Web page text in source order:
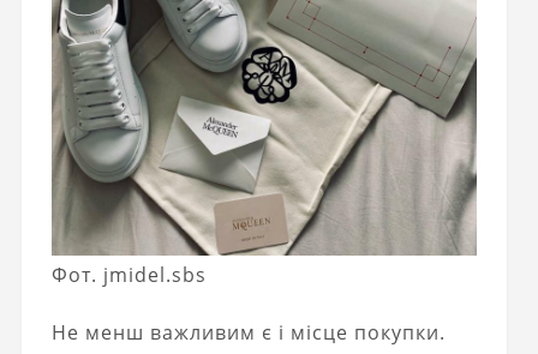
Фот. jmidel.sbs
Не менш важливим є і місце покупки.